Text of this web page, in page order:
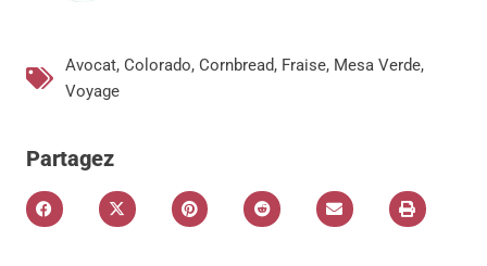
Avocat, Colorado, Cornbread, Fraise, Mesa Verde,
Voyage
Partagez